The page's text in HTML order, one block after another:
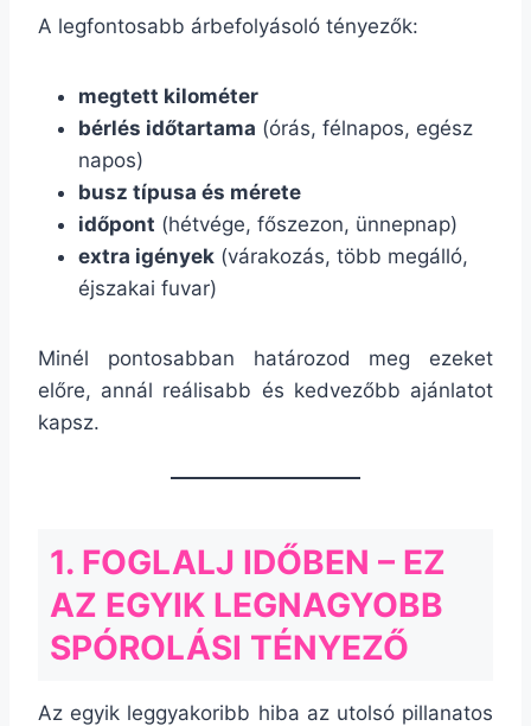
A legfontosabb árbefolyásoló tényezők:
megtett kilométer
bérlés időtartama (órás, félnapos, egész
napos)
busz típusa és mérete
időpont (hétvége, főszezon, ünnepnap)
extra igények (várakozás, több megálló,
éjszakai fuvar)
Minél pontosabban határozod meg ezeket
előre, annál reálisabb és kedvezőbb ajánlatot
kapsz.
1. FOGLALJ IDŐBEN – EZ
AZ EGYIK LEGNAGYOBB
SPÓROLÁSI TÉNYEZŐ
Az egyik leggyakoribb hiba az utolsó pillanatos